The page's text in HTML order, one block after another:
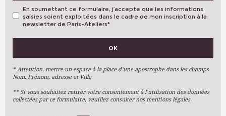
VOS PRÉFÉRENCES
Arts Plastiques
Arts Du Texte
Arts Numériques
En soumettant ce formulaire, j’accepte que les informations
saisies soient exploitées dans le cadre de mon inscription à la
newsletter de Paris-Ateliers*
OK
* Attention, mettre un espace à la place d’une apostrophe dans les champs
Nom, Prénom, adresse et Ville
** Si vous souhaitez retirer votre consentement à l’utilisation des données
collectées par ce formulaire, veuillez consulter nos mentions légales